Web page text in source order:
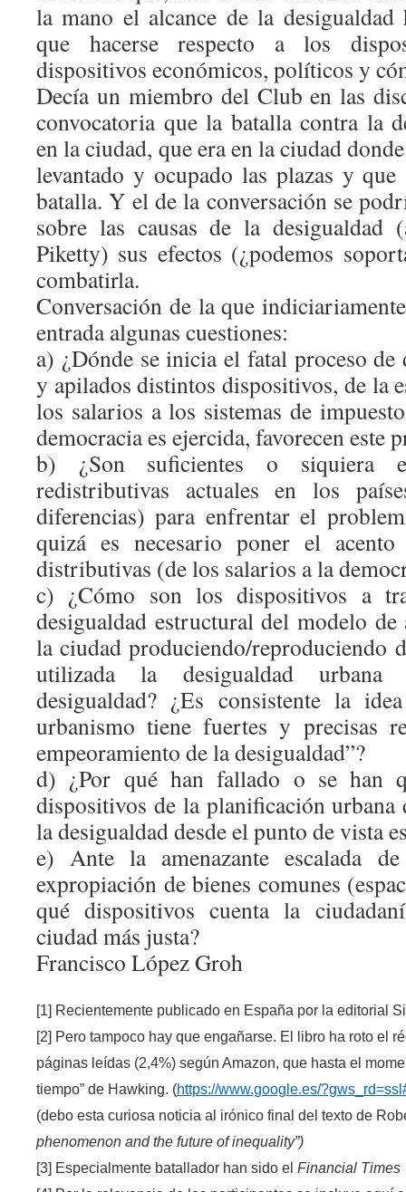
la mano el alcance de la desigualdad
que hacerse respecto a los
dispositivos económicos, políticos y
Decía un miembro del Club en las
convocatoria que la batalla contra la
en la ciudad, que era en la ciudad
levantado y ocupado las plazas y
batalla. Y el de la conversación se
sobre las causas de la desigualdad
Piketty) sus efectos (¿podemos
combatirla.
Conversación de la que
entrada algunas cuestiones:
a) ¿Dónde se inicia el fatal proceso de
y apilados distintos dispositivos, de la
los salarios a los sistemas de
democracia es ejercida, favorecen este
b)
¿Son suficientes o siquiera
redistributivas actuales en los
diferencias) para enfrentar el
quizá es necesario poner el
distributivas (de los salarios a la
c) ¿Cómo son los dispositivos a
desigualdad estructural del modelo de
la ciudad produciendo/reproduciendo
utilizada la desigualdad
desigualdad? ¿Es consistente la
urbanismo tiene fuertes y precisas
empeoramiento de la desigualdad”?
d) ¿Por qué han fallado o se han
dispositivos de la planificación urbana
la desigualdad desde el punto de vista
e) Ante la amenazante escalada
expropiación de bienes comunes
qué dispositivos cuenta la
ciudad más justa?
Francisco López Groh
[1] Recientemente publicado en España por la editorial
[2] Pero tampoco hay que engañarse. El libro ha roto el
páginas leídas (2,4%) según Amazon, que hasta el
tiempo” de Hawking. (https://www.google.es/
(debo esta curiosa noticia al irónico final del texto de
phenomenon and the future of inequality”)
[3] Especialmente batallador han sido el Financial Times